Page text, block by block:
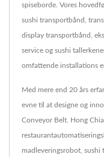
spiseborde. Vores
sushi transportbånd,
display transportbånd,
service og sushi
omfattende installations
Med mere end 20 års
evne til at designe og
Conveyor Belt. Hong
madleveringsrobot, sushi